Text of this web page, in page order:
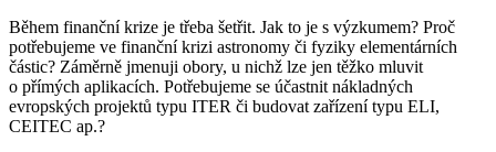
Během finanční krize je třeba šetřit. Jak to je s výzkumem? Proč
potřebujeme ve finanční krizi astronomy či fyziky elementárních
částic? Záměrně jmenuji obory, u nichž lze jen těžko mluvit
o přímých aplikacích. Potřebujeme se účastnit nákladných
evropských projektů typu ITER či budovat zařízení typu ELI,
CEITEC ap.?